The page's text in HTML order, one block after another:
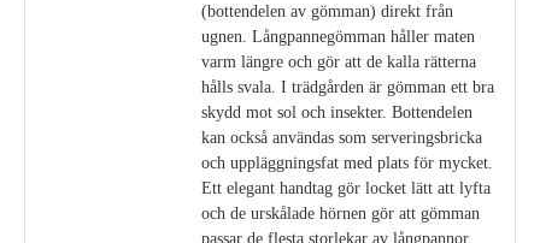
(bottendelen av gömman) direkt från
ugnen. Långpannegömman håller maten
varm längre och gör att de kalla rätterna
hålls svala. I trädgården är gömman ett bra
skydd mot sol och insekter. Bottendelen
kan också användas som serveringsbricka
och uppläggningsfat med plats för mycket.
Ett elegant handtag gör locket lätt att lyfta
och de urskålade hörnen gör att gömman
passar de flesta storlekar av långpannor